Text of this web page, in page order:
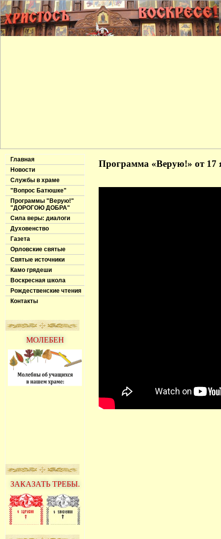
Главная
Новости
Службы в храме
"Вопрос Батюшке"
Программы "Верую!"
"ДОРОГОЮ ДОБРА"
Сила веры: диалоги
Духовенство
Газета
Орловские святые
Святые источники
Камо грядеши
Воскресная школа
Рождественские чтения
Контакты
МОЛЕБЕН
ЗАКАЗАТЬ ТРЕБЫ.
Программа «Верую!» от 17